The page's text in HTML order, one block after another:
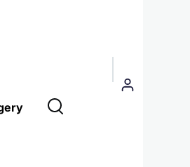
Menu
uživatelského